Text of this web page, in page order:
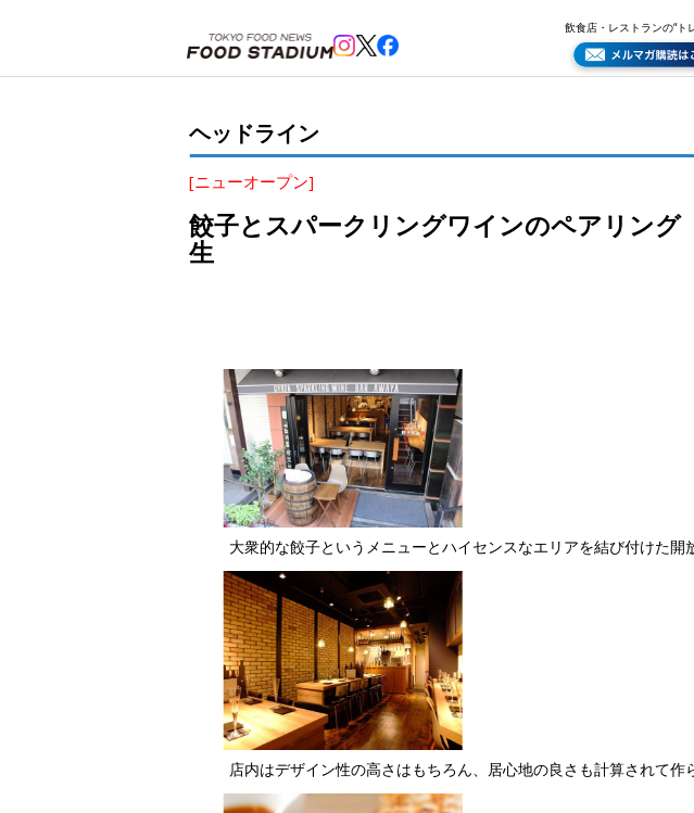
飲食店・レストランの“ト
ヘッドライン
[ニューオープン]
餃子とスパークリングワインのペアリン
生
大衆的な餃子というメニューとハイセンスなエリアを結び付けた開
店内はデザイン性の高さはもちろん、居心地の良さも計算されて作